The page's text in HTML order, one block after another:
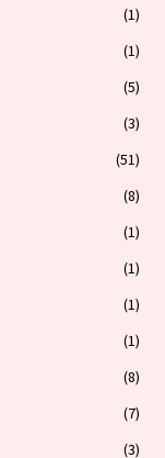
(1)
(1)
(5)
(3)
(51)
(8)
(1)
(1)
(1)
(1)
(8)
(7)
(3)